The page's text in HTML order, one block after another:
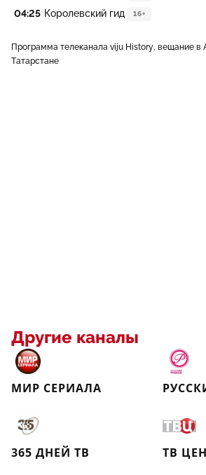
04:25 Королевский гид 16+
Программа телеканала viju History, вещание в
Татарстане
Другие каналы
МИР СЕРИАЛА
365 ДНЕЙ ТВ ТВ